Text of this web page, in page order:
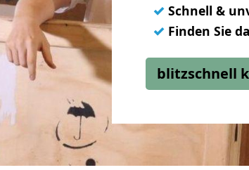
✓ Schnell &
✓ Finden Sie
blitzschnell